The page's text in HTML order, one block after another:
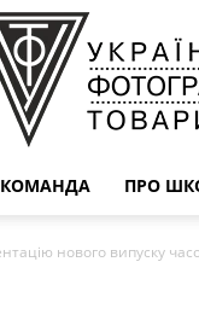
ПРО
нового випуску